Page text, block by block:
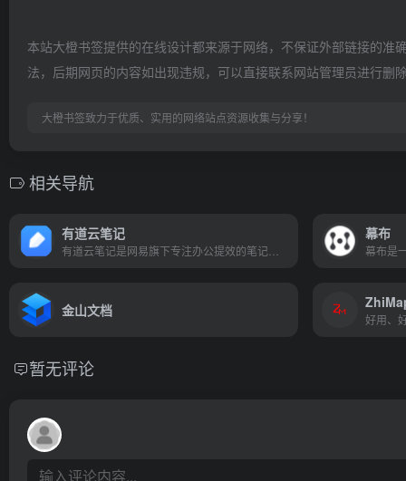
本站大橙书签提供的在线设计都来源于网络，不保证外部链接的
法，后期网页的内容如出现违规，可以直接联系网站管理员进行删
大橙书签致力于优质、实用的网络站点资源收集与分享！
相关导航
有道云笔记 幕布
金山文档
暂无评论